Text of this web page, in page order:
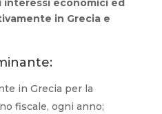
interessi economici ed
in Grecia e
in Grecia per la
fiscale, ogni anno;